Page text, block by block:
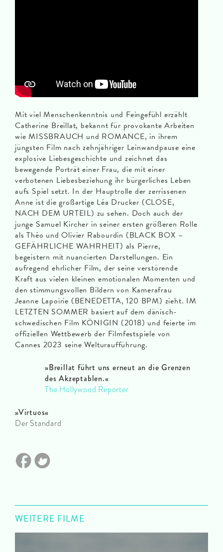
Mit viel Menschenkenntnis und Feingefühl erzählt
Catherine Breillat, bekannt für provokante Arbeiten
wie MISSBRAUCH und ROMANCE, in ihrem
jüngsten Film nach zehnjähriger Leinwandpause eine
explosive Liebesgeschichte und zeichnet das
bewegende Porträt einer Frau, die mit einer
verbotenen Liebesbeziehung ihr bürgerliches Leben
aufs Spiel setzt. In der Hauptrolle der zerrissenen
Anne ist die großartige Léa Drucker (CLOSE,
NACH DEM URTEIL) zu sehen. Doch auch der
junge Samuel Kircher in seiner ersten größeren Rolle
als Théo und Olivier Rabourdin (BLACK BOX –
GEFÄHRLICHE WAHRHEIT) als Pierre,
begeistern mit nuancierten Darstellungen. Ein
aufregend ehrlicher Film, der seine verstörende
Kraft aus vielen kleinen emotionalen Momenten und
den stimmungsvollen Bildern von Kamerafrau
Jeanne Lapoirie (BENEDETTA, 120 BPM) zieht. IM
LETZTEN SOMMER basiert auf dem dänisch-
schwedischen Film KÖNIGIN (2018) und feierte im
offiziellen Wettbewerb der Filmfestspiele von
Cannes 2023 seine Welturaufführung.
»Breillat führt uns erneut an die Grenzen
des Akzeptablen.«
The Hollywood Reporter
»Virtuos«
Der Standard
WEITERE FILME